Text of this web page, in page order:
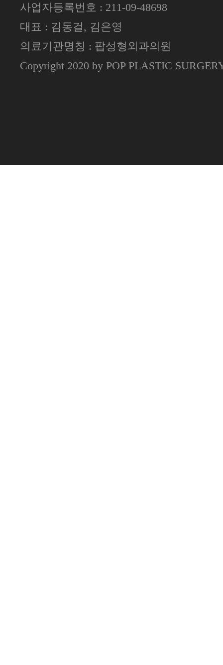
사업자등록번호 : 211-09-48698
대표 : 김동걸, 김은영
의료기관명칭 : 팝성형외과의원
Copyright 2020 by POP PLASTIC